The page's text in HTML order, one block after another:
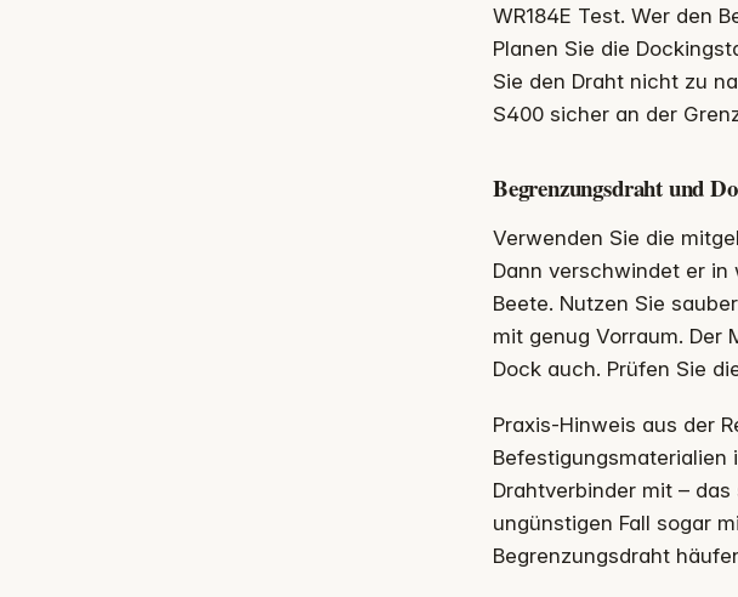
WR184E Test. Wer den
Planen Sie die
Sie den Draht nicht zu
S400 sicher an der
Begrenzungsdraht und
Verwenden Sie die
Dann verschwindet er in
Beete. Nutzen Sie
mit genug Vorraum. Der
Dock auch. Prüfen Sie
Praxis-Hinweis aus der
Befestigungsmaterialien
Drahtverbinder mit –
ungünstigen Fall sogar
Begrenzungsdraht